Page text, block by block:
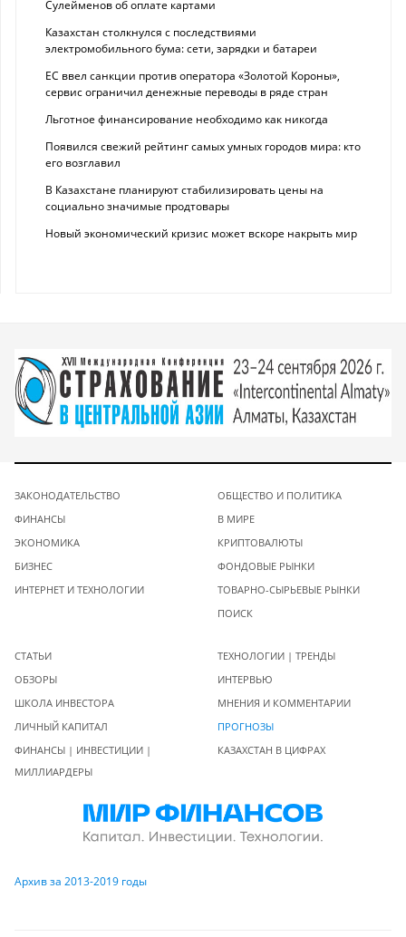
Сулейменов об оплате картами
Казахстан столкнулся с последствиями
электромобильного бума: сети, зарядки и батареи
ЕС ввел санкции против оператора «Золотой Короны»,
сервис ограничил денежные переводы в ряде стран
Льготное финансирование необходимо как никогда
Появился свежий рейтинг самых умных городов мира: кто
его возглавил
В Казахстане планируют стабилизировать цены на
социально значимые продтовары
Новый экономический кризис может вскоре накрыть мир
ЗАКОНОДАТЕЛЬСТВО
ФИНАНСЫ
ЭКОНОМИКА
БИЗНЕС
ИНТЕРНЕТ И ТЕХНОЛОГИИ
ОБЩЕСТВО И ПОЛИТИКА
В МИРЕ
КРИПТОВАЛЮТЫ
ФОНДОВЫЕ РЫНКИ
ТОВАРНО-СЫРЬЕВЫЕ РЫНКИ
ПОИСК
СТАТЬИ
ОБЗОРЫ
ШКОЛА ИНВЕСТОРА
ЛИЧНЫЙ КАПИТАЛ
ФИНАНСЫ | ИНВЕСТИЦИИ |
МИЛЛИАРДЕРЫ
ТЕХНОЛОГИИ | ТРЕНДЫ
ИНТЕРВЬЮ
МНЕНИЯ И КОММЕНТАРИИ
ПРОГНОЗЫ
КАЗАХСТАН В ЦИФРАХ
Архив за 2013-2019 годы